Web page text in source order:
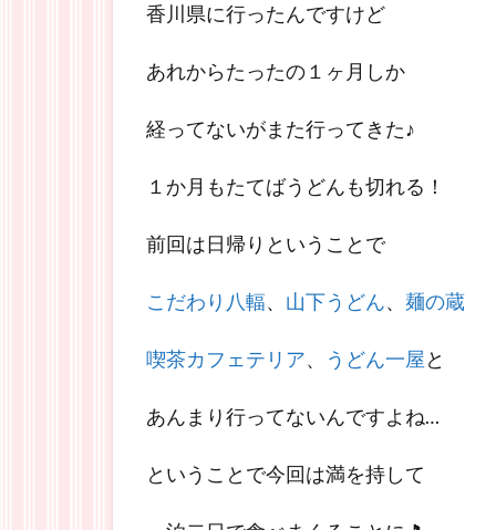
香川県に行ったんですけど
あれからたったの１ヶ月しか
経ってないがまた行ってきた♪
１か月もたてばうどんも切れる！
前回は日帰りということで
こだわり八輻、 山下うどん、 麺の蔵
喫茶カフェテリア、 うどん一屋と
あんまり行ってないんですよね…
ということで今回は満を持して